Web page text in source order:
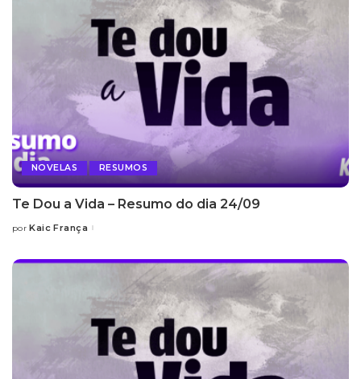
NOVELAS RESUMOS
Te Dou a Vida – Resumo do dia 24/09
Posted
por Kaic França